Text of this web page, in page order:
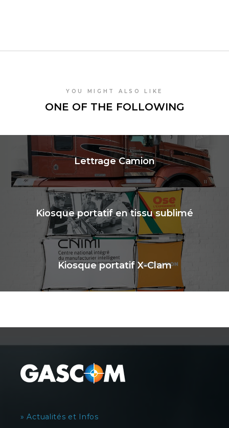
YOU MIGHT ALSO LIKE
ONE OF THE FOLLOWING
Lettrage Camion
Kiosque portatif en tissu sublimé
Kiosque portatif X-Clam
» Actualités et Infos